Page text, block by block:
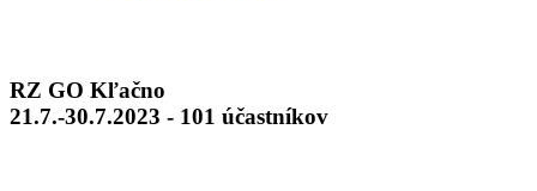
RZ GO Kľačno
21.7.-30.7.2023 - 101 účastníkov